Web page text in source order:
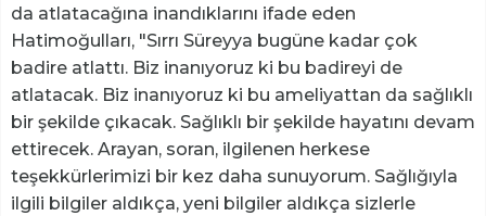
da atlatacağına inandıklarını ifade eden
Hatimoğulları, "Sırrı Süreyya bugüne kadar çok
badire atlattı. Biz inanıyoruz ki bu badireyi de
atlatacak. Biz inanıyoruz ki bu ameliyattan da sağlıklı
bir şekilde çıkacak. Sağlıklı bir şekilde hayatını devam
ettirecek. Arayan, soran, ilgilenen herkese
teşekkürlerimizi bir kez daha sunuyorum. Sağlığıyla
ilgili bilgiler aldıkça, yeni bilgiler aldıkça sizlerle